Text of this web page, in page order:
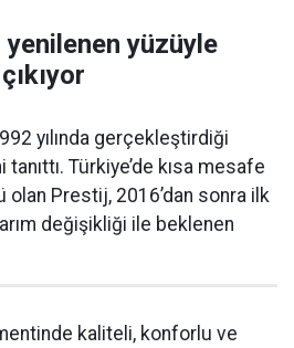
yüzüyle
yılında gerçekleştirdiği
Türkiye’de kısa mesafe
olan Prestij, 2016’dan sonra ilk
değişikliği ile beklenen
kaliteli, konforlu ve